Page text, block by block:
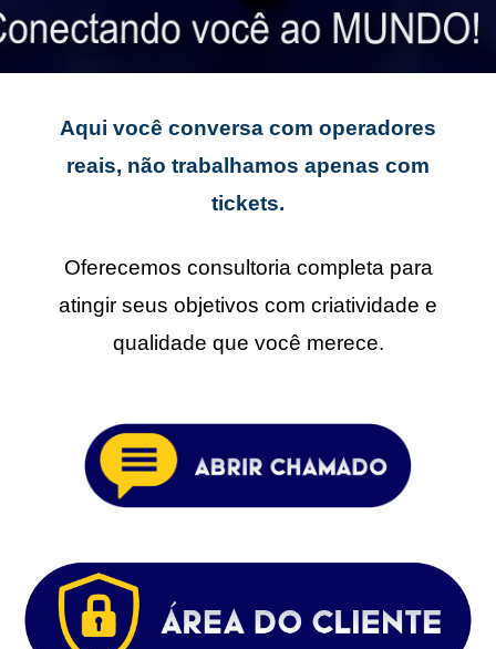
Aqui você conversa com operadores
reais, não trabalhamos apenas com
tickets.
Oferecemos consultoria completa para
atingir seus objetivos com criatividade e
qualidade que você merece.